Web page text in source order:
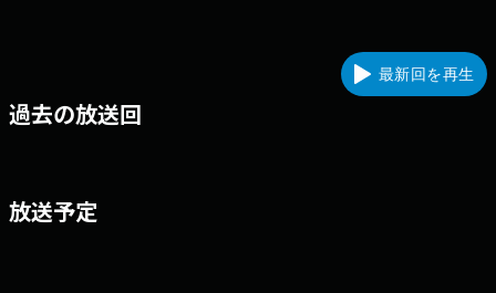
最新回を再生
過去の放送回
放送予定